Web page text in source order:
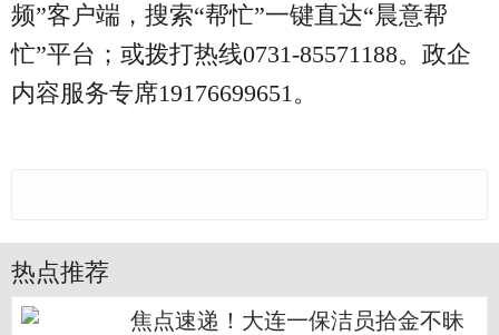
频”客户端，搜索“帮忙”一键直达“晨意帮
忙”平台；或拨打热线0731-85571188。政企
内容服务专席19176699651。
热点推荐
焦点速递！大连一保洁员拾金不昧